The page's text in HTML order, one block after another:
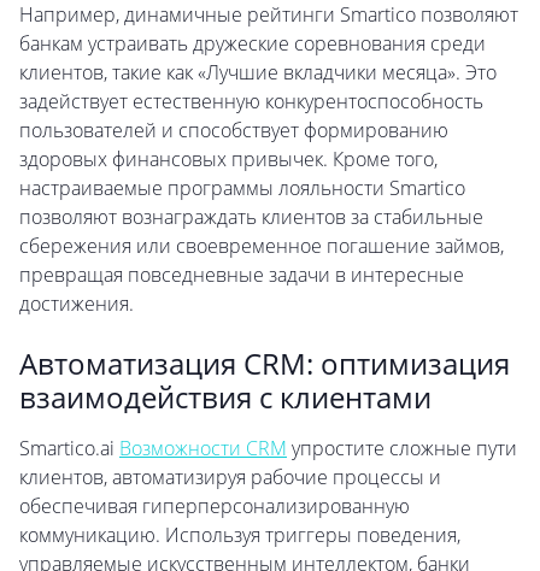
Например, динамичные рейтинги Smartico позволяют
банкам устраивать дружеские соревнования среди
клиентов, такие как «Лучшие вкладчики месяца». Это
задействует естественную конкурентоспособность
пользователей и способствует формированию
здоровых финансовых привычек. Кроме того,
настраиваемые программы лояльности Smartico
позволяют вознаграждать клиентов за стабильные
сбережения или своевременное погашение займов,
превращая повседневные задачи в интересные
достижения.
Автоматизация CRM: оптимизация
взаимодействия с клиентами
Smartico.ai Возможности CRM упростите сложные пути
клиентов, автоматизируя рабочие процессы и
обеспечивая гиперперсонализированную
коммуникацию. Используя триггеры поведения,
управляемые искусственным интеллектом, банки